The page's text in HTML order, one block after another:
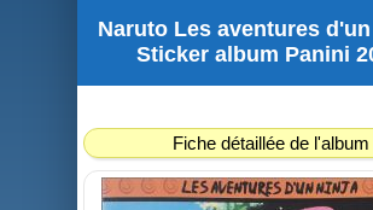
Naruto Les aventures
Sticker album Panini
Fiche détaillée de l'album